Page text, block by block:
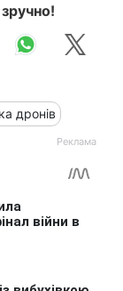
дронів